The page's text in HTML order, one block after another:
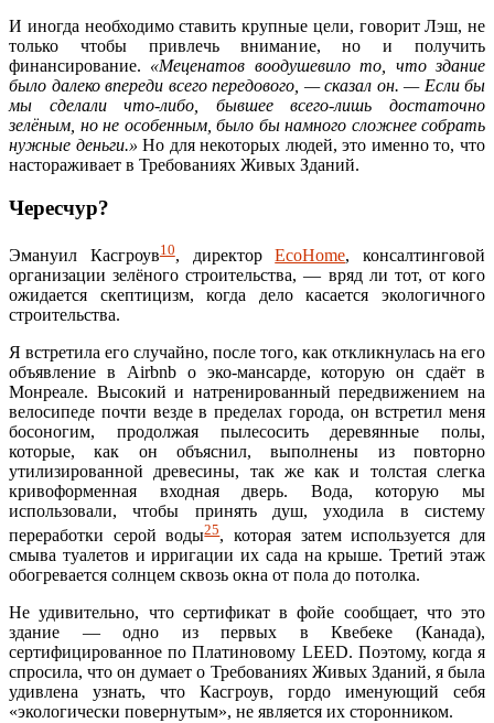
И иногда необходимо ставить крупные цели, говорит Лэш, не
только чтобы привлечь внимание, но и получить
финансирование. «Меценатов воодушевило то, что здание
было далеко впереди всего передового, — сказал он. — Если бы
мы сделали что-либо, бывшее всего-лишь достаточно
зелёным, но не особенным, было бы намного сложнее собрать
нужные деньги.» Но для некоторых людей, это именно то, что
настораживает в Требованиях Живых Зданий.
Чересчур?
Эмануил Касгроув10, директорEcoHome, консалтинговой
организации зелёного строительства, — вряд ли тот, от кого
ожидается скептицизм, когда дело касается экологичного
строительства.
Я встретила его случайно, после того, как откликнулась на его
объявление в Airbnb о эко-мансарде, которую он сдаёт в
Монреале. Высокий и натренированный передвижением на
велосипеде почти везде в пределах города, он встретил меня
босоногим, продолжая пылесосить деревянные полы,
которые, как он объяснил, выполнены из повторно
утилизированной древесины, так же как и толстая слегка
кривоформенная входная дверь. Вода, которую мы
использовали, чтобы принять душ, уходила в систему
переработки серой воды25, которая затем используется для
смыва туалетов и ирригации их сада на крыше. Третий этаж
обогревается солнцем сквозь окна от пола до потолка.
Не удивительно, что сертификат в фойе сообщает, что это
здание — одно из первых в Квебеке (Канада),
сертифицированное по Платиновому LEED. Поэтому, когда я
спросила, что он думает о Требованиях Живых Зданий, я была
удивлена узнать, что Касгроув, гордо именующий себя
«экологически повернутым», не является их сторонником.